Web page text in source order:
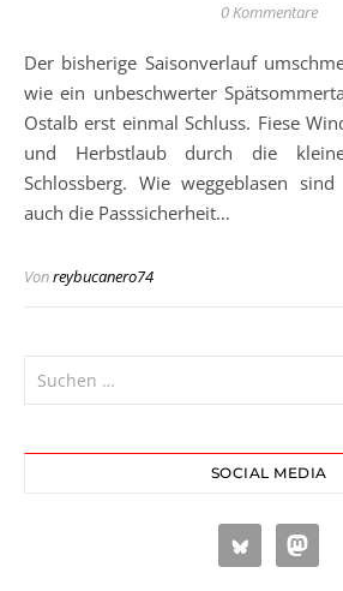
0 Kommentare
Der bisherige Saisonverlauf umschmeichelte die VfB-Fans
wie ein unbeschwerter
Ostalb erst einmal Schluss. Fiese
und Herbstlaub durch die
Schlossberg. Wie weggeblasen
auch die Passsicherheit…
Vonreybucanero74
SOCIAL MEDIA